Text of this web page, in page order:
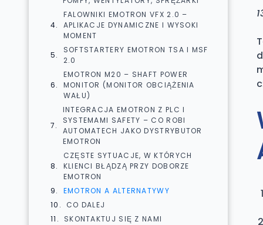
FALOWNIKI EMOTRON VFX 2.0 –
APLIKACJE DYNAMICZNE I WYSOKI
MOMENT
SOFTSTARTERY EMOTRON TSA I MSF
2.0
EMOTRON M20 – SHAFT POWER
MONITOR (MONITOR OBCIĄŻENIA
WAŁU)
INTEGRACJA EMOTRON Z PLC I
SYSTEMAMI SAFETY – CO ROBI
AUTOMATECH JAKO DYSTRYBUTOR
EMOTRON
CZĘSTE SYTUACJE, W KTÓRYCH
KLIENCI BŁĄDZĄ PRZY DOBORZE
EMOTRON
EMOTRON A ALTERNATYWY
CO DALEJ
SKONTAKTUJ SIĘ Z NAMI